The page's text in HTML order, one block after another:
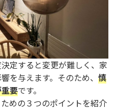
定すると変更が難しく、家
を与えます。そのため、 慎
要です。
めの３つのポイントを紹介